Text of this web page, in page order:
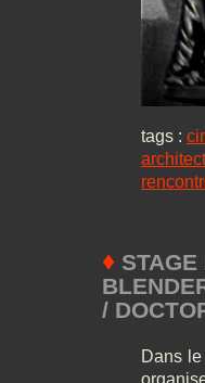
tags :
♦
/
Dans